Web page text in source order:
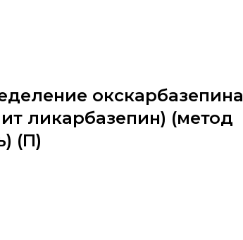
окскарбазепина
ликарбазепин) (метод
(П)